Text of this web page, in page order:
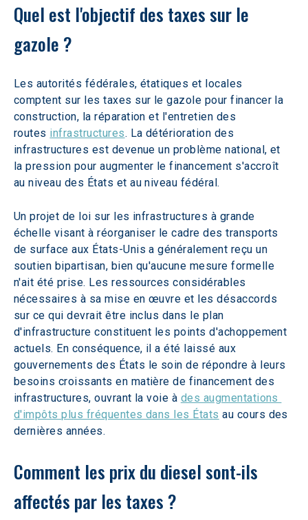
Quel est l'objectif des taxes sur le
gazole ?
Les autorités fédérales, étatiques et locales
comptent sur les taxes sur le gazole pour financer la
construction, la réparation et l'entretien des
routes infrastructures. La détérioration des
infrastructures est devenue un problème national, et
la pression pour augmenter le financement s'accroît
au niveau des États et au niveau fédéral.
Un projet de loi sur les infrastructures à grande
échelle visant à réorganiser le cadre des transports
de surface aux États-Unis a généralement reçu un
soutien bipartisan, bien qu'aucune mesure formelle
n'ait été prise. Les ressources considérables
nécessaires à sa mise en œuvre et les désaccords
sur ce qui devrait être inclus dans le plan
d'infrastructure constituent les points d'achoppement
actuels. En conséquence, il a été laissé aux
gouvernements des États le soin de répondre à leurs
besoins croissants en matière de financement des
infrastructures, ouvrant la voie à des augmentations
d'impôts plus fréquentes dans les États au cours des
dernières années.
Comment les prix du diesel sont-ils
affectés par les taxes ?